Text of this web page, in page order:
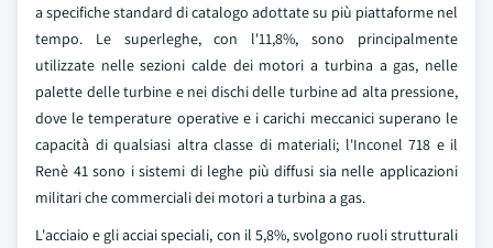
a specifiche standard di catalogo adottate su più piattaforme nel
tempo. Le superleghe, con l'11,8%, sono principalmente
utilizzate nelle sezioni calde dei motori a turbina a gas, nelle
palette delle turbine e nei dischi delle turbine ad alta pressione,
dove le temperature operative e i carichi meccanici superano le
capacità di qualsiasi altra classe di materiali; l'Inconel 718 e il
Renè 41 sono i sistemi di leghe più diffusi sia nelle applicazioni
militari che commerciali dei motori a turbina a gas.
L'acciaio e gli acciai speciali, con il 5,8%, svolgono ruoli strutturali